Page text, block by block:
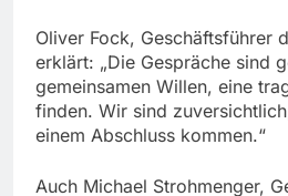
Oliver Fock, Geschäftsführer
erklärt: „Die Gespräche sind
gemeinsamen Willen, eine
finden. Wir sind
einem Abschluss kommen.“
Auch Michael Strohmenger,